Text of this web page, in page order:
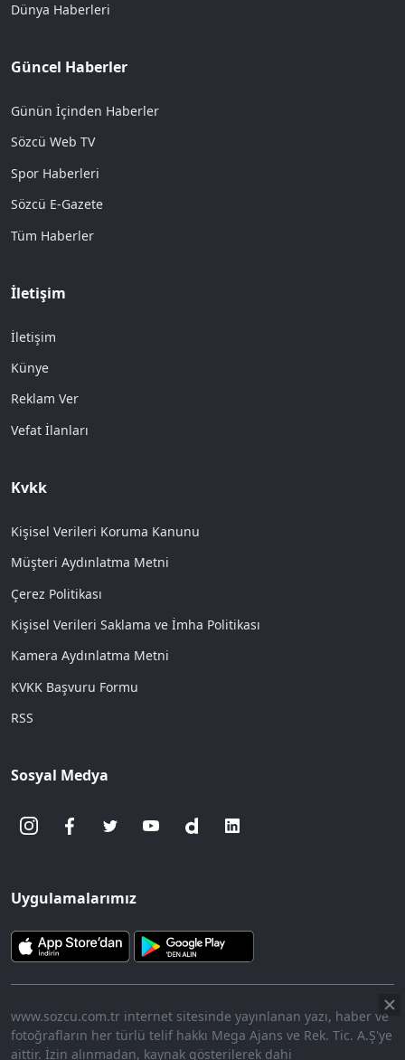
Dünya Haberleri
Güncel Haberler
Günün İçinden Haberler
Sözcü Web TV
Spor Haberleri
Sözcü E-Gazete
Tüm Haberler
İletişim
İletişim
Künye
Reklam Ver
Vefat İlanları
Kvkk
Kişisel Verileri Koruma Kanunu
Müşteri Aydınlatma Metni
Çerez Politikası
Kişisel Verileri Saklama ve İmha Politikası
Kamera Aydınlatma Metni
KVKK Başvuru Formu
RSS
Sosyal Medya
Uygulamalarımız
www.sozcu.com.tr internet sitesinde yayınlanan yazı, haber ve
fotoğrafların her türlü telif hakkı Mega Ajans ve Rek. Tic. A.Ş'ye
aittir. İzin alınmadan, kaynak gösterilerek dahi